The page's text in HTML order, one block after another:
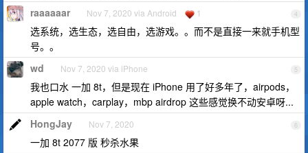
4
raaaaaar Nov 7, 2020 via Android 1
选系统，选生态，选自由，选游戏。。而不是直接一来就手机型
号。。
5
wd Nov 7, 2020 via iPhone
我也口水 一加 8t，但是现在 iPhone 用了好多年了，airpods，
apple watch，carplay，mbp airdrop 这些感觉换不动安卓呀...
6
HongJay Nov 7, 2020
一加 8t 2077 版 秒杀水果